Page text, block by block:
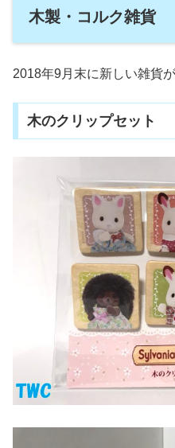
木製・コルク雑貨
2018年9月末に新しい雑貨
木のクリップセット